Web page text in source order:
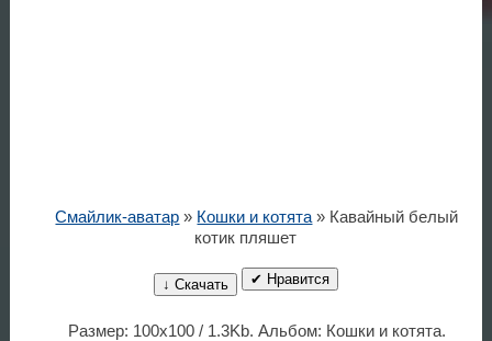
Смайлик-аватар » Кошки и котята » Кавайный белый
котик пляшет
↓ Скачать ✔ Нравится
Размер: 100x100 / 1.3Kb. Альбом: Кошки и котята.